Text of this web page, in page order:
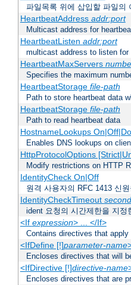
파일목록 위에 삽입할 파일의
HeartbeatAddress addr:port
Multicast address for
HeartbeatListen addr:port
multicast address to listen
HeartbeatMaxServers
Specifies the maximum
HeartbeatStorage file-path
Path to store heartbeat data
HeartbeatStorage file-path
Path to read heartbeat data
HostnameLookups
Enables DNS lookups on
HttpProtocolOptions
Modify restrictions on HTTP
IdentityCheck On|Off
원격 사용자의 RFC 1413 신
IdentityCheckTimeout
ident 요청의 시간제한을 지정
<If expression> ... </If>
Contains directives that
<IfDefine [!]parameter-name
Encloses directives that will
<IfDirective [!]directive-name
Encloses directives that are